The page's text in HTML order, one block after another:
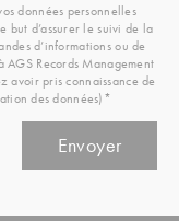
données personnelles
but d’assurer le suivi de la
d’informations ou de
AGS Records Management
avoir pris connaissance de
des données)*